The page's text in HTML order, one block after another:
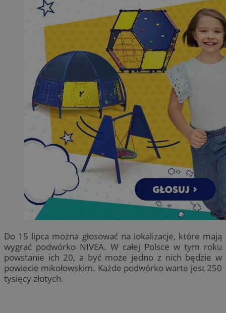
Do 15 lipca można głosować na lokalizacje, które mają
wygrać podwórko NIVEA. W całej Polsce w tym roku
powstanie ich 20, a być może jedno z nich będzie w
powiecie mikołowskim. Każde podwórko warte jest 250
tysięcy złotych.